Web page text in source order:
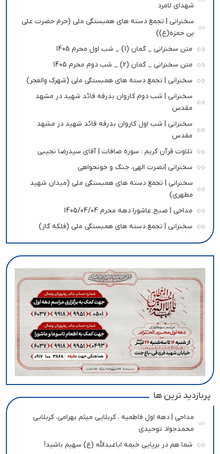
شهدای لامرد
سخنرانی | تجمع دسته های همبستگی ملی (حرم حضرت علی
بن حمزه(ع))
متن سخنرانی _ گمان (1) _ شب اول محرم 1405
متن سخنرانی _ گمان (2) _ شب دوم محرم 1405
سخنرانی | تجمع دسته های همبستگی ملی (شهرک والفجر)
سخنرانی | شب دوم کاروان بدرقه قائد شهید در مشهد
مقدس
سخنرانی | شب اول کاروان بدرقه قائد شهید در مشهد
مقدس
تلاوت قرآن کریم : سوره صافات | آقای سیدرضا نجیبی
سخنرانی |نصرت الهی، جنگ و خونحواهی
سخنرانی | تجمع دسته های همبستگی ملی (میدان شهید
مطهری)
مداحی | صبح عاشورا دهه محرم 1405/04/04
سخنرانی | تجمع دسته های همبستگی ملی (فلکه گاز)
پربازدید ترین ها
مداحی | دهه اول فاطمیه ، کربلایی میثم بهرامی، کربلایی
محمدجواد توحیدی
شما هم در برپایی خیمه اباعبدالله (ع) سهیم باشید!